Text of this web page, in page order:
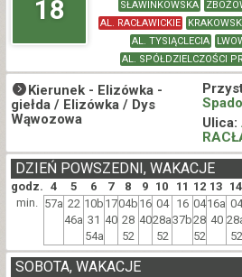
18
SŁAWINKOWSKA
AL. RACŁAWICKIE
AL. TYSIĄCLECIA
AL. SPÓŁDZIELCZOŚCI
Kierunek - Elizówka -
giełda / Elizówka / Dys
Wąwozowa
Ulica:
godz. 4 5 6 7 8 9 10 11 12 13 14
DZIEŃ POWSZEDNI, WAKACJE
min. 57a 22
46a
10b
31
54a
17
40
04b
28
52
16
40
04
28a
52
16
37b
04
28
52
16a
40
04
52
SOBOTA, WAKACJE